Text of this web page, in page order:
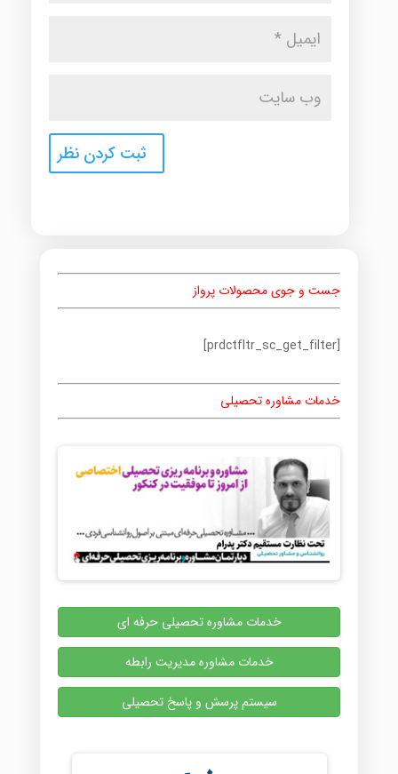
جست و جوی محصولات پرواز
[prdctfltr_sc_get_filter]
خدمات مشاوره تحصیلی
خدمات مشاوره تحصیلی حرفه ای
خدمات مشاوره مدیریت رابطه
سیستم پرسش و پاسخ تحصیلی